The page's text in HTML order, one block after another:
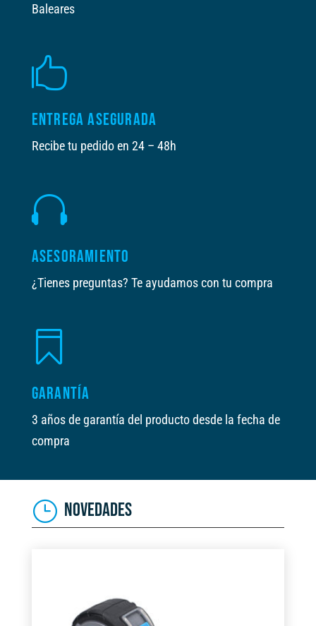
Baleares

ENTREGA ASEGURADA
Recibe tu pedido en 24 – 48h

ASESORAMIENTO
¿Tienes preguntas? Te ayudamos con tu compra

GARANTÍA
3 años de garantía del producto desde la fecha de
compra
NOVEDADES